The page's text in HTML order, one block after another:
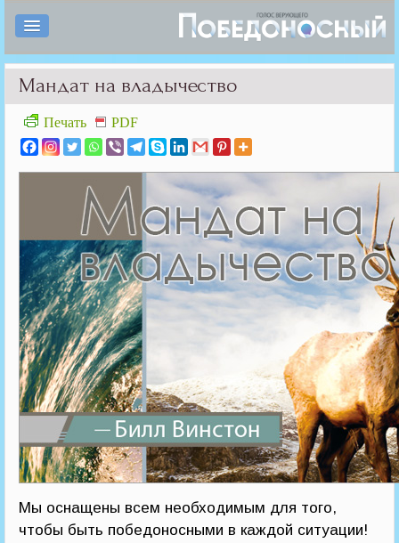
Мандат на владычество
Печать PDF
Мы оснащены всем необходимым для того,
чтобы быть победоносными в каждой ситуации!